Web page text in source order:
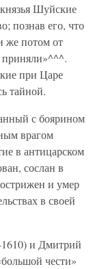
Шуйские
познав его, что
же потом от
приняли»^^^.
при Царе
тайной.
с боярином
врагом
в антицарском
сослан в
и умер
в своей
и Дмитрий
чести»